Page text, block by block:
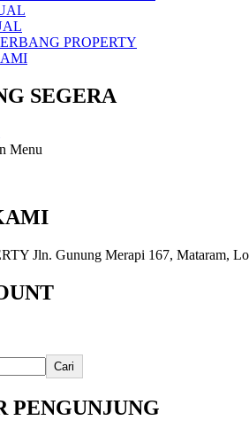
PROPERTY
SEGERA
Menu
Jln. Gunung Merapi 167, Mataram,
Cari
PENGUNJUNG